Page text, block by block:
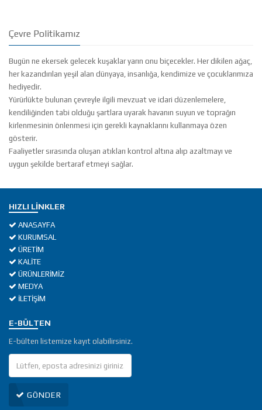
Çevre Politikamız
Bugün ne ekersek gelecek kuşaklar yarın onu biçecekler. Her dikilen ağaç,
her kazandırılan yeşil alan dünyaya, insanlığa, kendimize ve çocuklarımıza
hediyedir.
Yürürlükte bulunan çevreyle ilgili mevzuat ve idari düzenlemelere,
kendiliğinden tabi olduğu şartlara uyarak havanın suyun ve toprağın
kirlenmesinin önlenmesi için gerekli kaynaklarını kullanmaya özen
gösterir.
Faaliyetler sırasında oluşan atıkları kontrol altına alıp azaltmayı ve
uygun şekilde bertaraf etmeyi sağlar.
HIZLI LINKLER
ANASAYFA
KURUMSAL
ÜRETİM
KALİTE
ÜRÜNLERİMİZ
MEDYA
İLETİŞİM
E-BÜLTEN
E-bülten listemize kayıt olabilirsiniz.
GÖNDER